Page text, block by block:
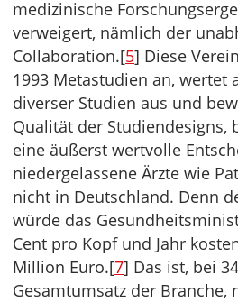
medizinische
verweigert, nämlich der
Collaboration.[5] Diese
1993 Metastudien an, wertet
diverser Studien aus und
Qualität der Studiendesigns,
eine äußerst wertvolle
niedergelassene Ärzte wie
nicht in Deutschland. Denn
würde das
Cent pro Kopf und Jahr
Million Euro.[7] Das ist, bei
Gesamtumsatz der Branche,